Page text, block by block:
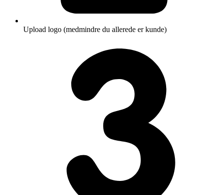
Upload logo (medmindre du allerede er kunde)